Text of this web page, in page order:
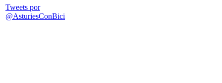
Tweets por
@AsturiesConBici